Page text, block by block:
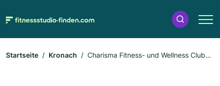
Startseite Kronach
Charisma Fitness- und Wellness Club